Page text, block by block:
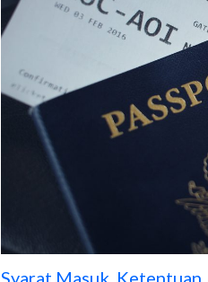
Syarat Masuk,